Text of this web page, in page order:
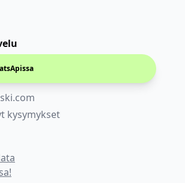
kysymykset